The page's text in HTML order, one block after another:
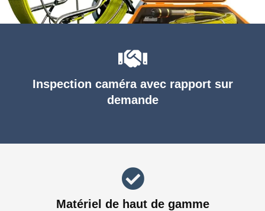
Inspection caméra avec rapport sur
demande
Matériel de haut de gamme